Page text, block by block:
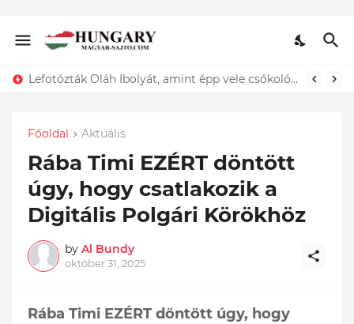
ÍGY búcsúzik szerelmétől! Hadas Kriszta férje EZT tette közzé
Főoldal Aktuális
Rába Timi EZÉRT döntött
úgy, hogy csatlakozik a
Digitális Polgári Körökhöz
by Al Bundy
október 31, 2025
Rába Timi EZÉRT döntött úgy, hogy